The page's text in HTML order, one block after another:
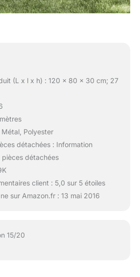
(L x l x h) : 120 x 80 x 30 cm; 27
Polyester
détachées : Information
pièces détachées
client : 5,0 sur 5 étoiles
sur Amazon.fr : 13 mai 2016
15/20